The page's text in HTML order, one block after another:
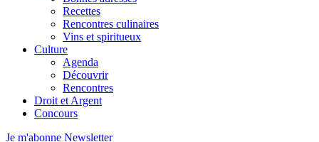
Recettes
Rencontres culinaires
Vins et spiritueux
Culture
Agenda
Découvrir
Rencontres
Droit et Argent
Concours
Je m'abonne Newsletter